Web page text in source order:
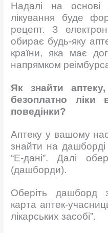
Надалі на основі
лікування буде
рецепт. З
обирає будь-яку
країни, яка має
напрямком
Як знайти
безоплатно ліки
поведінки?
Аптеку у вашому
знайти на
“Е-дані”. Далі
(дашборди).
Оберіть дашборд
карта аптек-
лікарських засобі”.